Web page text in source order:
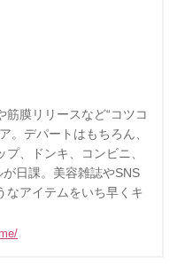
膜リリースなど“コツコ
。デパートはもちろん、
、ドンキ、コンビニ、
日課。美容雑誌やSNS
なアイテムをいち早くキ